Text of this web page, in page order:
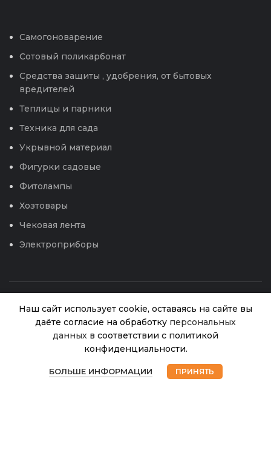
Самогоноварение
Сотовый поликарбонат
Средства защиты , удобрения, от бытовых
вредителей
Теплицы и парники
Техника для сада
Укрывной материал
Фигурки садовые
Фитолампы
Хозтовары
Чековая лента
Электроприборы
Интернет магазин Успех. ИП Хрипунов Сергей
Александрович
Наш сайт использует cookie, оставаясь на сайте вы
даёте согласие на обработку персональных
данных в соответствии с политикой
конфиденциальности.
БОЛЬШЕ ИНФОРМАЦИИ ПРИНЯТЬ
Укроп Анкер
(Гавриш) 2г
43.00₽
Нет в
наличии
Магазин Избранное Корзина Мой аккаунт